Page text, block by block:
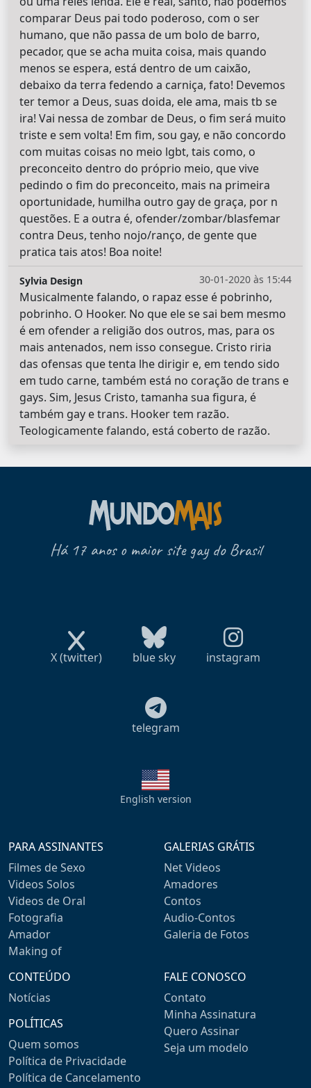
comparar Deus pai todo poderoso, com o ser
humano, que não passa de um bolo de barro,
pecador, que se acha muita coisa, mais quando
menos se espera, está dentro de um caixão,
debaixo da terra fedendo a carniça, fato! Devemos
ter temor a Deus, suas doida, ele ama, mais tb se
ira! Vai nessa de zombar de Deus, o fim será muito
triste e sem volta! Em fim, sou gay, e não concordo
com muitas coisas no meio lgbt, tais como, o
preconceito dentro do próprio meio, que vive
pedindo o fim do preconceito, mais na primeira
oportunidade, humilha outro gay de graça, por n
questões. E a outra é, ofender/zombar/blasfemar
contra Deus, tenho nojo/ranço, de gente que
pratica tais atos! Boa noite!
30-01-2020 às 15:44
Sylvia Design
Musicalmente falando, o rapaz esse é pobrinho,
pobrinho. O Hooker. No que ele se sai bem mesmo
é em ofender a religião dos outros, mas, para os
mais antenados, nem isso consegue. Cristo riria
das ofensas que tenta lhe dirigir e, em tendo sido
em tudo carne, também está no coração de trans e
gays. Sim, Jesus Cristo, tamanha sua figura, é
também gay e trans. Hooker tem razão.
Teologicamente falando, está coberto de razão.
Há 17 anos o maior site gay do Brasil
X (twitter) blue sky instagram
telegram
English version
PARA ASSINANTES
Filmes de Sexo
Videos Solos
Videos de Oral
Fotografia
Amador
Making of
GALERIAS GRÁTIS
Net Videos
Amadores
Contos
Audio-Contos
Galeria de Fotos
CONTEÚDO
Notícias
POLÍTICAS
Quem somos
Política de Privacidade
Política de Cancelamento
FALE CONOSCO
Contato
Minha Assinatura
Quero Assinar
Seja um modelo